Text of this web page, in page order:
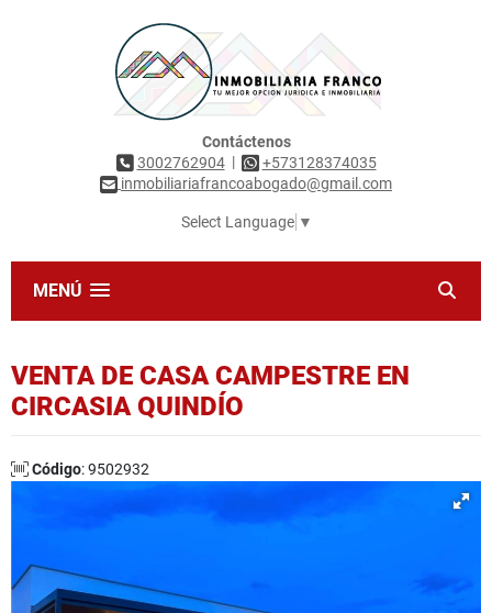
Contáctenos
3002762904|
+573128374035
inmobiliariafrancoabogado@gmail.com
Select Language ▼
MENÚ
VENTA DE CASA CAMPESTRE EN
CIRCASIA QUINDÍO
Código: 9502932